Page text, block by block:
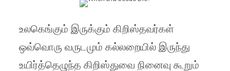
உலகெங்கும் இருக்கும் கிறிஸ்தவர்கள்
ஒவ்வொரு வருடமும் கல்லறையில் இருந்து
உயிர்த்தெழுந்த கிறிஸ்துவை நினைவு கூறும்